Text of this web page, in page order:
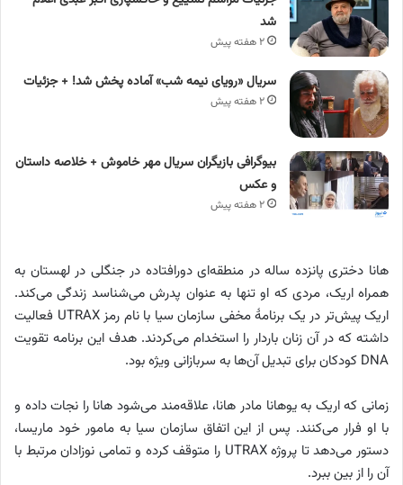
شد
۲ هفته پیش
سریال «رویای نیمه شب» آماده پخش شد! + جزئیات
۲ هفته پیش
بیوگرافی بازیگران سریال مهر خاموش + خلاصه داستان
و عکس
۲ هفته پیش
هانا دختری پانزده ساله در منطقه‌ای دورافتاده در جنگلی در لهستان به
همراه اریک، مردی که او تنها به عنوان پدرش می‌شناسد زندگی می‌کند.
اریک پیش‌تر در یک برنامهٔ مخفی سازمان سیا با نام رمز UTRAX فعالیت
داشته که در آن زنان باردار را استخدام می‌کردند. هدف این برنامه تقویت
DNA کودکان برای تبدیل آن‌ها به سربازانی ویژه بود.
زمانی که اریک به یوهانا مادر هانا، علاقه‌مند می‌شود هانا را نجات داده و
با او فرار می‌کنند. پس از این اتفاق سازمان سیا به مامور خود ماریسا،
دستور می‌دهد تا پروژه UTRAX را متوقف کرده و تمامی نوزادان مرتبط با
آن را از بین ببرد.